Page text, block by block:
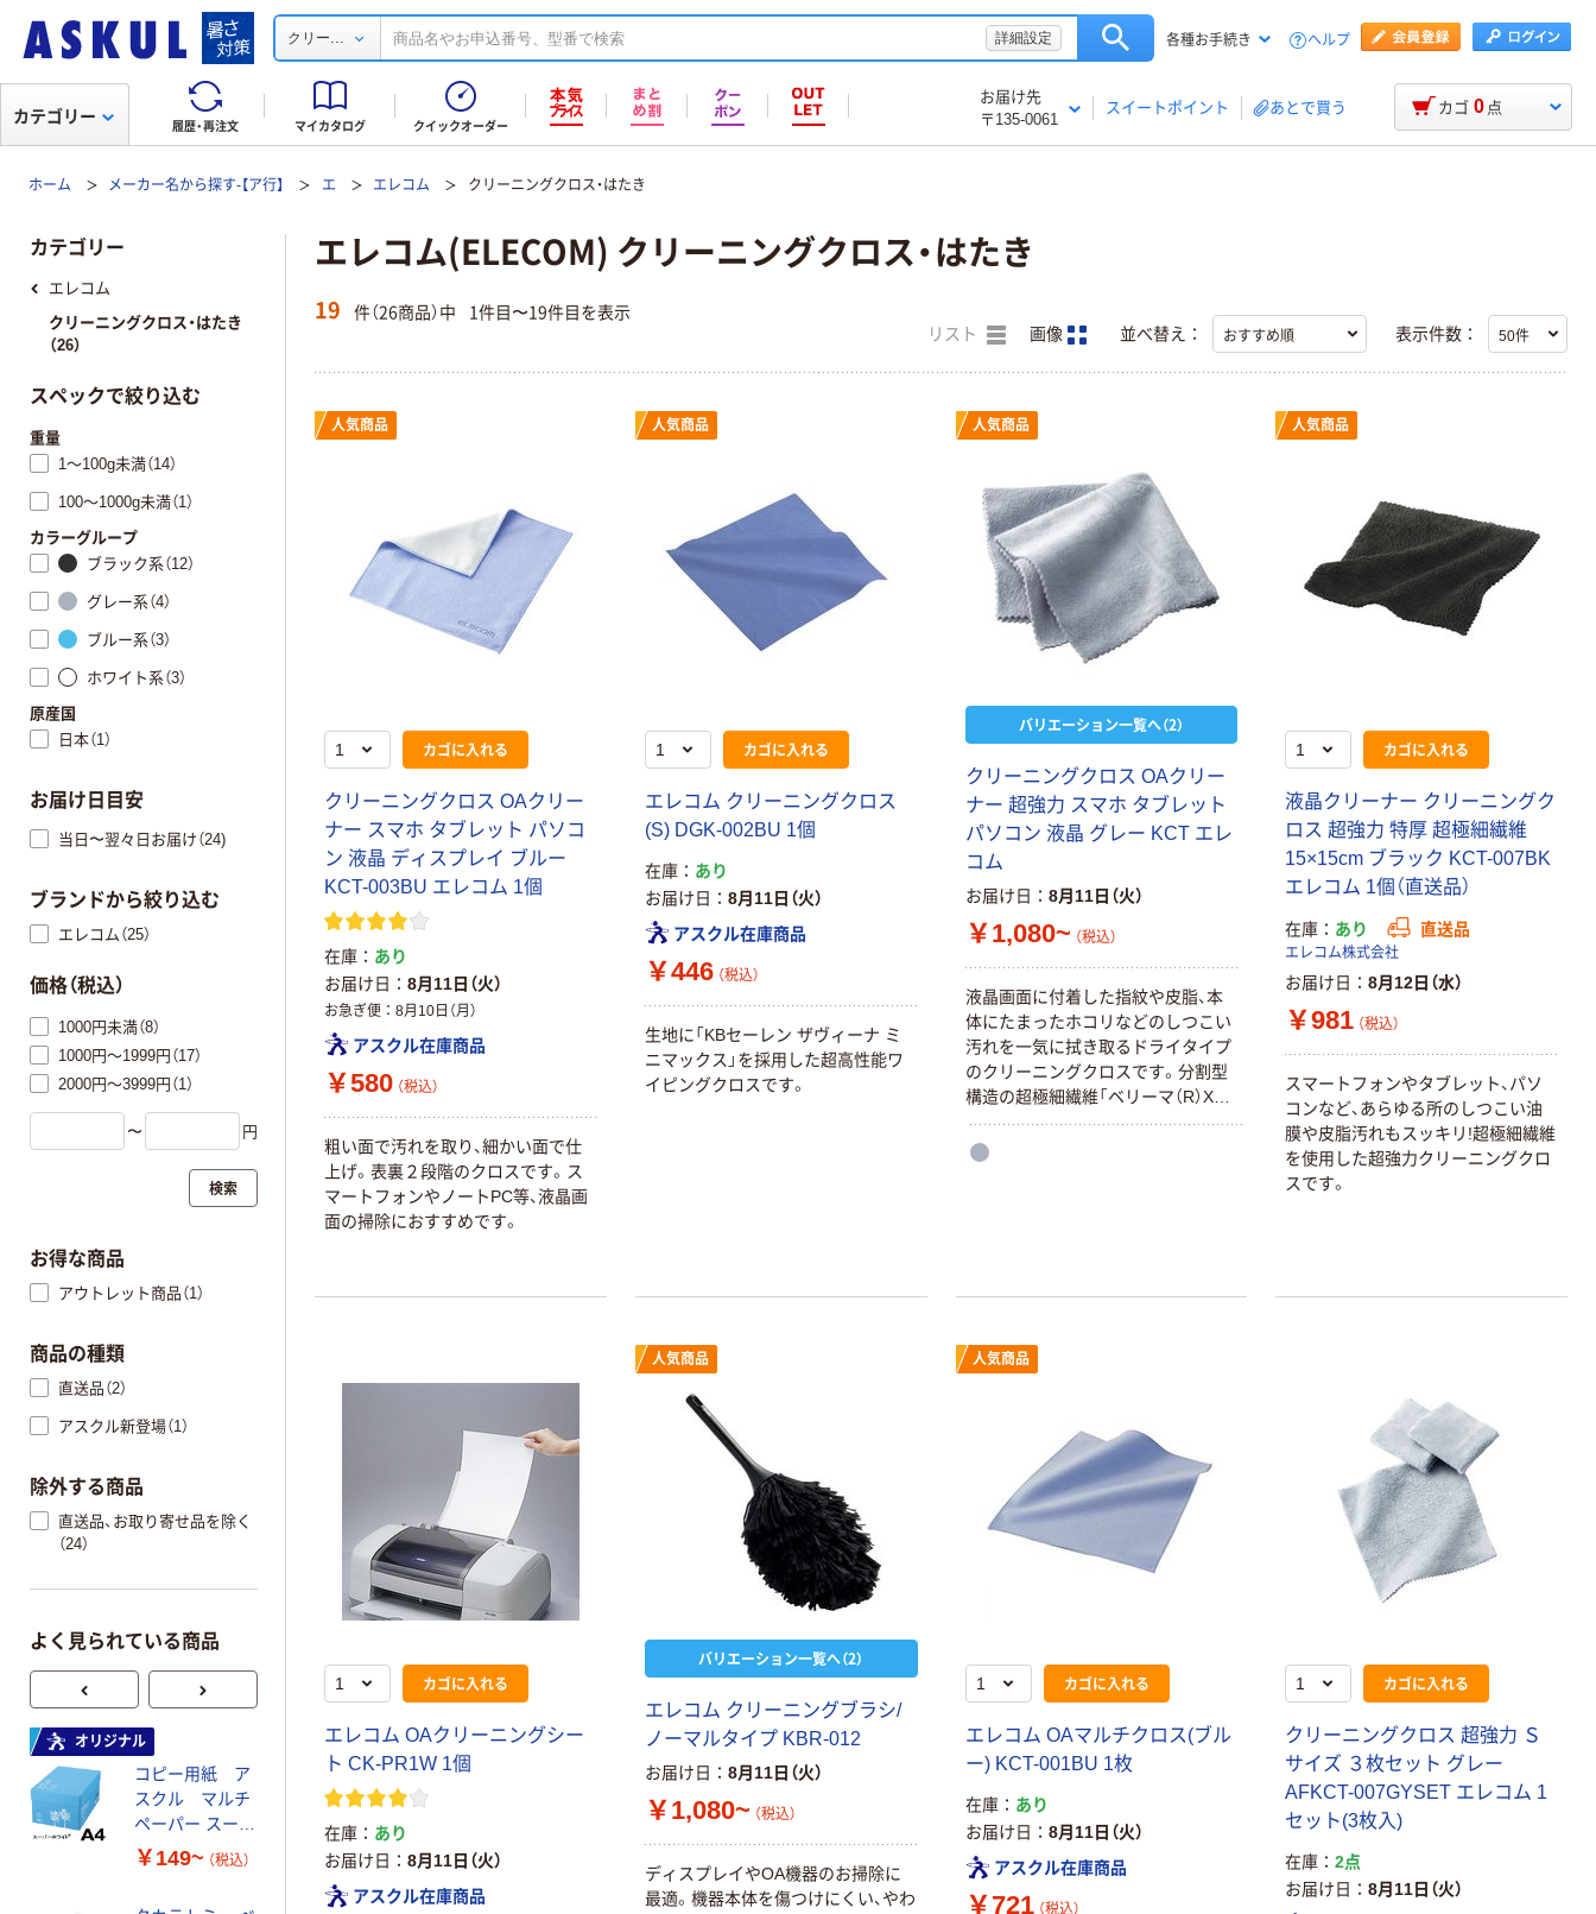
クリー... 詳細設定 各種お手続き ヘルプ
履歴・再注文 マイカタログ クイックオーダー
お届け先
〒135-0061
スイートポイント あとで買う
カテゴリー カゴ 0 点
ホーム メーカー名から探す-【ア行】 エ エレコム クリーニングクロス・はたき
エレコム(ELECOM) クリーニングクロス・はたき
19 件（26商品）中 1件目〜19件目を表示
リスト 画像 並べ替え： 表示件数：
人気商品
カゴに入れる
クリーニングクロス OAクリー
ナー スマホ タブレット パソコ
ン 液晶 ディスプレイ ブルー
KCT-003BU エレコム 1個
在庫
あり
お届け日
8月11日（火）
お急ぎ便 8月10日（月）
アスクル在庫商品
￥580 （税込）
粗い面で汚れを取り、細かい面で仕
上げ。表裏２段階のクロスです。ス
マートフォンやノートPC等、液晶画
面の掃除におすすめです。
人気商品
カゴに入れる
エレコム クリーニングクロス
(S) DGK-002BU 1個
在庫
あり
お届け日
8月11日（火）
アスクル在庫商品
￥446 （税込）
生地に「KBセーレン ザヴィーナ ミ
ニマックス」を採用した超高性能ワ
イピングクロスです。
人気商品
バリエーション一覧へ（2）
クリーニングクロス OAクリー
ナー 超強力 スマホ タブレット
パソコン 液晶 グレー KCT エレ
コム
お届け日 8月11日（火）
￥1,080~ （税込）
液晶画面に付着した指紋や皮脂、本
体にたまったホコリなどのしつこい
汚れを一気に拭き取るドライタイプ
のクリーニングクロスです。分割型
構造の超極細繊維「ベリーマ（R）X」
を使用しています。ベリーマ（R）Xは
KBセーレン株式会社の登録商標で
できるため、洗って繰り返し使用可
人気商品
カゴに入れる
液晶クリーナー クリーニングク
ロス 超強力 特厚 超極細繊維
15×15cm ブラック KCT-007BK
エレコム 1個（直送品）
在庫 あり 直送品
エレコム株式会社
お届け日 8月12日（水）
￥981 （税込）
スマートフォンやタブレット、パソ
コンなど、あらゆる所のしつこい油
膜や皮脂汚れもスッキリ!超極細繊維
を使用した超強力クリーニングクロ
スです。
カゴに入れる
エレコム OAクリーニングシー
ト CK-PR1W 1個
在庫
あり
お届け日
8月11日（火）
アスクル在庫商品
人気商品
バリエーション一覧へ（2）
エレコム クリーニングブラシ/
ノーマルタイプ KBR-012
お届け日 8月11日（火）
￥1,080~ （税込）
ディスプレイやOA機器のお掃除に
最適。機器本体を傷つけにくい、やわ
人気商品
カゴに入れる
エレコム OAマルチクロス(ブル
ー) KCT-001BU 1枚
在庫
あり
お届け日
8月11日（火）
アスクル在庫商品
￥721 （税込）
カゴに入れる
クリーニングクロス 超強力 Ｓ
サイズ ３枚セット グレー
AFKCT-007GYSET エレコム 1
セット(3枚入)
在庫
2点
お届け日
8月11日（火）
カテゴリー
エレコム
クリーニングクロス・はたき
（26）
スペックで絞り込む
重量
1～100g未満（14）
100～1000g未満（1）
カラーグループ
ブラック系（12）
グレー系（4）
ブルー系（3）
ホワイト系（3）
原産国
日本（1）
お届け日目安
当日〜翌々日お届け（24)
ブランドから絞り込む
エレコム（25）
価格（税込）
1000円未満（8）
1000円～1999円（17）
2000円～3999円（1）
〜 円
検索
お得な商品
アウトレット商品（1）
商品の種類
直送品（2）
アスクル新登場（1）
除外する商品
直送品、お取り寄せ品を除く
（24）
よく見られている商品
オリジナル
コピー用紙 ア
スクル マルチ
ペーパー スーパ
ーホワイト+
￥149~ （税込）
オリジナル
ゴミ袋 エコノミ
ータイプ 乳白半
透明 高密度タイ
プ 詰替用 バイ
オマス素材10％
配合
￥616~ （税込）
本気プライス
アスクル はたら
く ふせん
50×15mm
オリジナル
アスクル 「現場
のチカラ」 養生
￥358~ （税込）
本気プライス 本気プライス
キングジム テプ
ラ TEPRA
字）